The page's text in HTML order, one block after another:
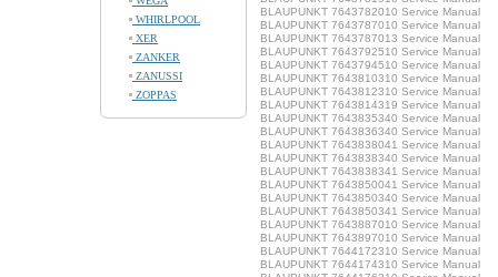
WHIRLPOOL
XER
ZANKER
ZANUSSI
ZOPPAS
BLAUPUNKT 7643782010 Service Manual
BLAUPUNKT 7643787010 Service Manual
BLAUPUNKT 7643787013 Service Manual
BLAUPUNKT 7643792510 Service Manual
BLAUPUNKT 7643794510 Service Manual
BLAUPUNKT 7643810310 Service Manual
BLAUPUNKT 7643812310 Service Manual
BLAUPUNKT 7643814319 Service Manual
BLAUPUNKT 7643835340 Service Manual
BLAUPUNKT 7643836340 Service Manual
BLAUPUNKT 7643838041 Service Manual
BLAUPUNKT 7643838340 Service Manual
BLAUPUNKT 7643838341 Service Manual
BLAUPUNKT 7643850041 Service Manual
BLAUPUNKT 7643850340 Service Manual
BLAUPUNKT 7643850341 Service Manual
BLAUPUNKT 7643887010 Service Manual
BLAUPUNKT 7643897010 Service Manual
BLAUPUNKT 7644172310 Service Manual
BLAUPUNKT 7644174310 Service Manual